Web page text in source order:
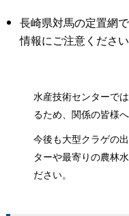
長崎県対馬の定置網
情報にご注意ください
水産技術センターで
るため、関係の皆様
今後も大型クラゲの
ターや最寄りの農林
ださい。